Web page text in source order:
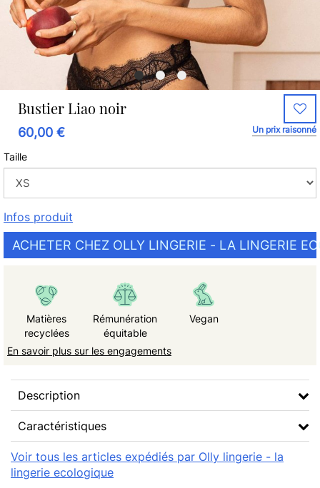
Bustier Liao noir
60,00 € Un prix raisonné
Taille
Infos produit
ACHETER CHEZ OLLY LINGERIE - LA LINGERIE
Matières
recyclées
Rémunération
équitable
Vegan
En savoir plus sur les engagements
Description
Caractéristiques
Voir tous les articles expédiés par Olly lingerie - la
lingerie ecologique